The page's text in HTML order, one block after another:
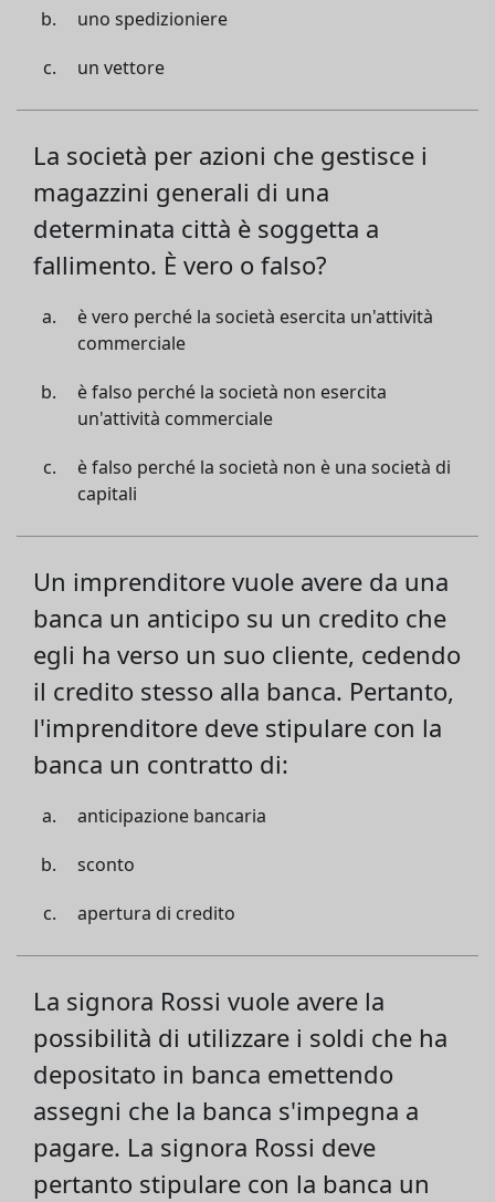
uno spedizioniere
un vettore
La società per azioni che gestisce i
magazzini generali di una
determinata città è soggetta a
fallimento. È vero o falso?
è vero perché la società esercita un'attività
commerciale
è falso perché la società non esercita
un'attività commerciale
è falso perché la società non è una società di
capitali
Un imprenditore vuole avere da una
banca un anticipo su un credito che
egli ha verso un suo cliente, cedendo
il credito stesso alla banca. Pertanto,
l'imprenditore deve stipulare con la
banca un contratto di:
anticipazione bancaria
sconto
apertura di credito
La signora Rossi vuole avere la
possibilità di utilizzare i soldi che ha
depositato in banca emettendo
assegni che la banca s'impegna a
pagare. La signora Rossi deve
pertanto stipulare con la banca un